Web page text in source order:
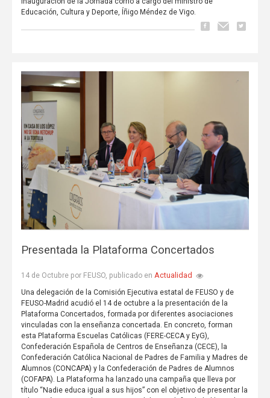
Educación, Cultura y Deporte, Íñigo Méndez de Vigo.
Presentada la Plataforma Concertados
14 de Octubre por FEUSO, publicado en Actualidad
Una delegación de la Comisión Ejecutiva estatal de FEUSO y de
FEUSO-Madrid acudió el 14 de octubre a la presentación de la
Plataforma Concertados, formada por diferentes asociaciones
vinculadas con la enseñanza concertada. En concreto, forman
esta Plataforma Escuelas Católicas (FERE-CECA y EyG),
Confederación Española de Centros de Enseñanza (CECE), la
Confederación Católica Nacional de Padres de Familia y Madres de
Alumnos (CONCAPA) y la Confederación de Padres de Alumnos
(COFAPA). La Plataforma ha lanzado una campaña que lleva por
título “Nadie educa igual a sus hijos” con el objetivo de presentar la